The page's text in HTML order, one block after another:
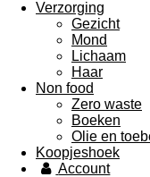
Verzorging
Gezicht
Mond
Lichaam
Haar
Non food
Zero waste
Boeken
Olie en
Koopjeshoek
Account